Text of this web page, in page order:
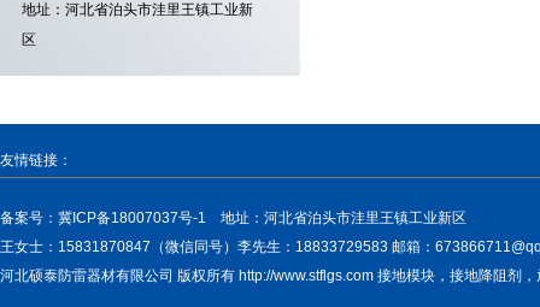
地址：河北省泊头市洼里王镇工业新
区
友情链接：
备案号： 冀ICP备18007037号-1 地址：河北省泊头市洼里王镇工业新区
王女士：15831870847（微信同号）李先生：18833729583 邮箱：
河北硕泰防雷器材有限公司 版权所有 http://www.stflgs.com 接地模块，接地降阻剂